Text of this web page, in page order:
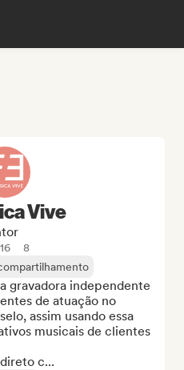
Vive
16
8
independente
de atuação no
assim usando essa
musicais de clientes
c...